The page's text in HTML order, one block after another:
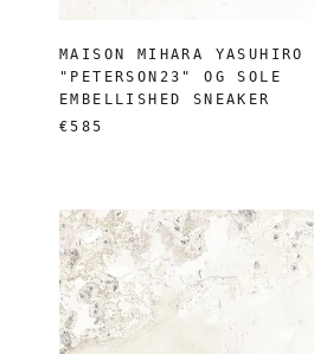
MAISON MIHARA YASUHIRO
"PETERSON23" OG SOLE
EMBELLISHED SNEAKER
€585